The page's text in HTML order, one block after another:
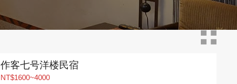
作客七号洋楼民宿
NT$1600~4000